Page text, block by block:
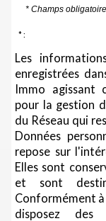
* Champs
* :
Les
enregistrées
Immo agissant
pour la gestion
du Réseau qui
Données
repose sur
Elles sont
et sont
Conformément
disposez des